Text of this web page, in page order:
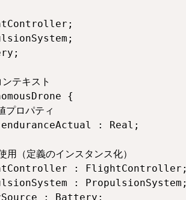
テキスト
{
ロパティ
: Real;
（定義のインスタンス化）
: FlightController;
: PropulsionSystem;
: Battery;